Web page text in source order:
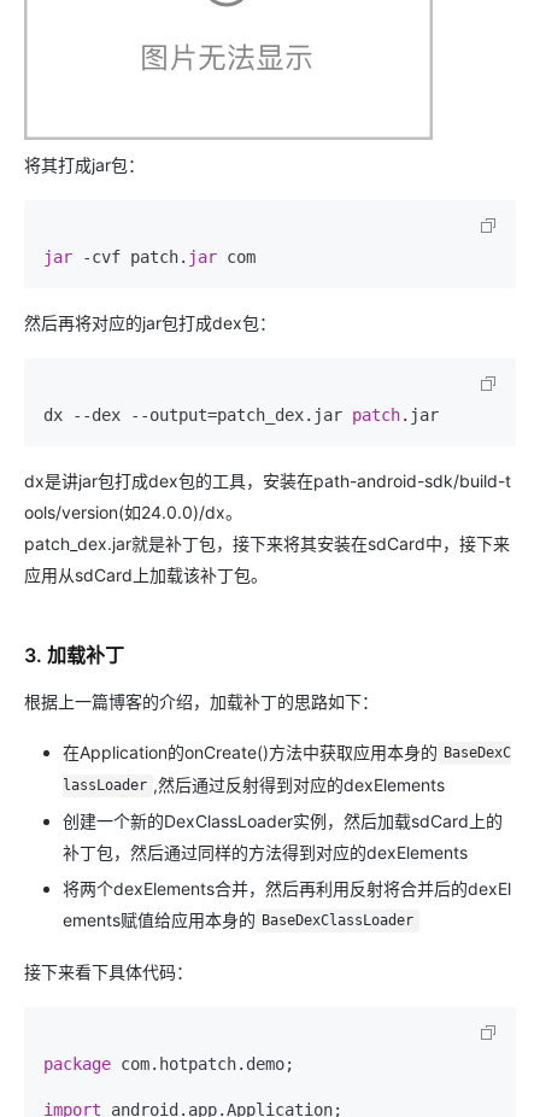
将其打成jar包：
jar -cvf patch. jar com
然后再将对应的jar包打成dex包：
dx --dex --output=patch_dex.jar patch.jar
dx是讲jar包打成dex包的工具，安装在path-android-sdk/build-t
ools/version(如24.0.0)/dx。
patch_dex.jar就是补丁包，接下来将其安装在sdCard中，接下来
应用从sdCard上加载该补丁包。
3. 加载补丁
根据上一篇博客的介绍，加载补丁的思路如下：
在Application的onCreate()方法中获取应用本身的 BaseDexC
lassLoader ,然后通过反射得到对应的dexElements
创建一个新的DexClassLoader实例，然后加载sdCard上的
补丁包，然后通过同样的方法得到对应的dexElements
将两个dexElements合并，然后再利用反射将合并后的dexEl
ements赋值给应用本身的 BaseDexClassLoader
接下来看下具体代码：
package com.hotpatch.demo;
import